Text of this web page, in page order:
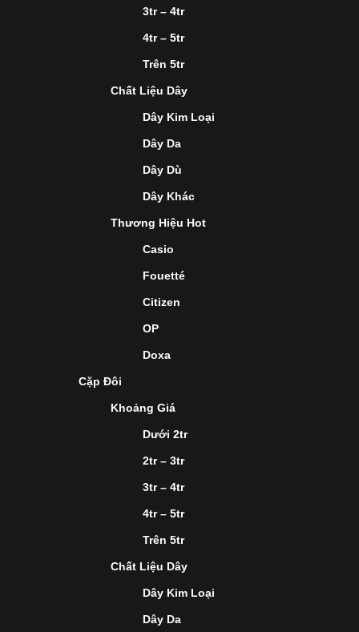
3tr – 4tr
4tr – 5tr
Trên 5tr
Chất Liệu Dây
Dây Kim Loại
Dây Da
Dây Dù
Dây Khác
Thương Hiệu Hot
Casio
Fouetté
Citizen
OP
Doxa
Cặp Đôi
Khoảng Giá
Dưới 2tr
2tr – 3tr
3tr – 4tr
4tr – 5tr
Trên 5tr
Chất Liệu Dây
Dây Kim Loại
Dây Da